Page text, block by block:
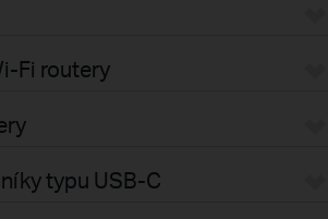
Fi routery
typu USB-C